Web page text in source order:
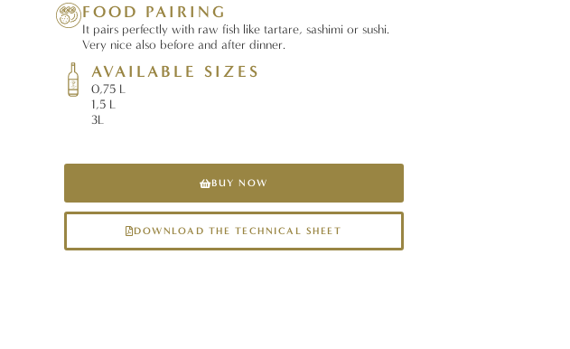
FOOD PAIRING
It pairs perfectly with raw fish like tartare, sashimi or sushi.
Very nice also before and after dinner.
AVAILABLE SIZES
0,75 L
1,5 L
3L
BUY NOW
DOWNLOAD THE TECHNICAL SHEET